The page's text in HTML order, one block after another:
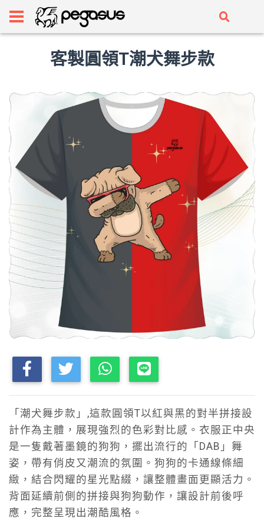
客製圓領T潮犬舞步款
「潮犬舞步款」,這款圓領T以紅與黑的對半拼接設
計作為主體，展現強烈的色彩對比感。衣服正中央
是一隻戴著墨鏡的狗狗，擺出流行的「DAB」舞
姿，帶有俏皮又潮流的氛圍。狗狗的卡通線條細
緻，結合閃耀的星光點綴，讓整體畫面更顯活力。
背面延續前側的拼接與狗狗動作，讓設計前後呼
應，完整呈現出潮酷風格。